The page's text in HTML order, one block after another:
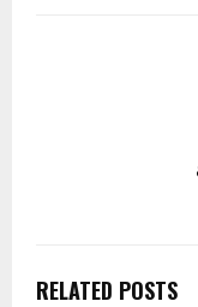
RELATED POSTS